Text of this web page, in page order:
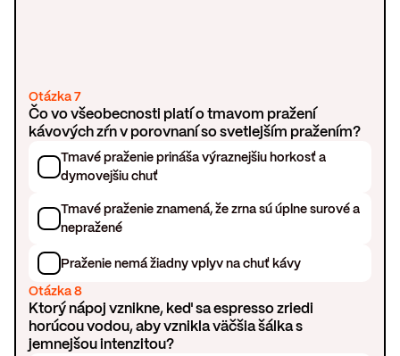
Otázka 7
Čo vo všeobecnosti platí o tmavom pražení
kávových zŕn v porovnaní so svetlejším pražením?
Tmavé praženie prináša výraznejšiu horkosť a
dymovejšiu chuť
Tmavé praženie znamená, že zrna sú úplne surové a
nepražené
Praženie nemá žiadny vplyv na chuť kávy
Otázka 8
Ktorý nápoj vznikne, keď sa espresso zriedi
horúcou vodou, aby vznikla väčšia šálka s
jemnejšou intenzitou?